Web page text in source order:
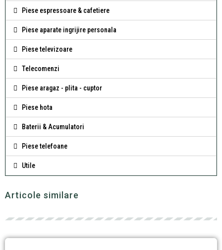
Piese espressoare & cafetiere
Piese aparate ingrijire personala
Piese televizoare
Telecomenzi
Piese aragaz - plita - cuptor
Piese hota
Baterii & Acumulatori
Piese telefoane
Utile
Articole similare